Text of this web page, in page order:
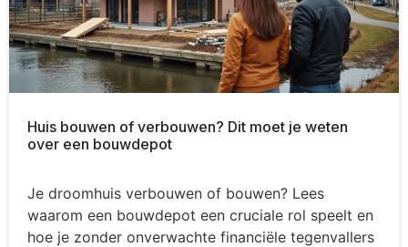
Huis bouwen of verbouwen? Dit moet je weten
over een bouwdepot
Je droomhuis verbouwen of bouwen? Lees
waarom een bouwdepot een cruciale rol speelt en
hoe je zonder onverwachte financiële tegenvallers